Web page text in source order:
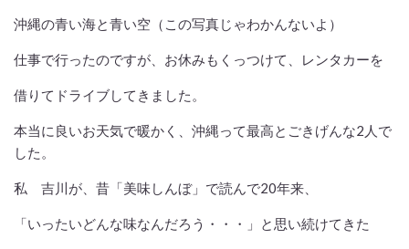
沖縄の青い海と青い空（この写真じゃわかんないよ）
仕事で行ったのですが、お休みもくっつけて、レンタカーを
借りてドライブしてきました。
本当に良いお天気で暖かく、沖縄って最高とごきげんな2人で
した。
私 吉川が、昔「美味しんぼ」で読んで20年来、
「いったいどんな味なんだろう・・・」と思い続けてきた